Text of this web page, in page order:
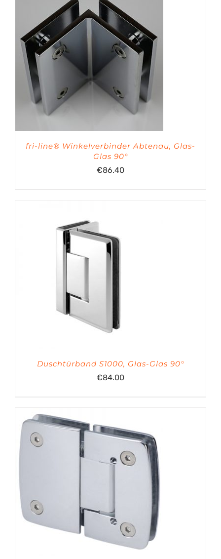
fri-line® Winkelverbinder Abtenau, Glas-
Glas 90°
€86.40
Duschtürband S1000, Glas-Glas 90°
€84.00